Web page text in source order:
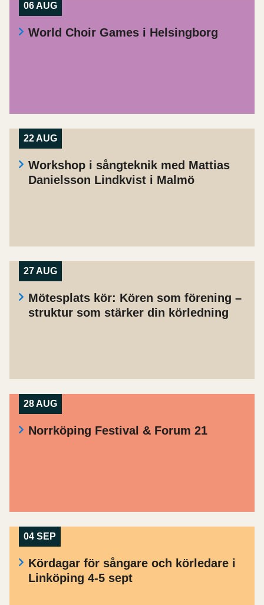
06 AUG
World Choir Games i Helsingborg
22 AUG
Workshop i sångteknik med Mattias
Danielsson Lindkvist i Malmö
27 AUG
Mötesplats kör: Kören som förening –
struktur som stärker din körledning
28 AUG
Norrköping Festival & Forum 21
04 SEP
Kördagar för sångare och körledare i
Linköping 4-5 sept